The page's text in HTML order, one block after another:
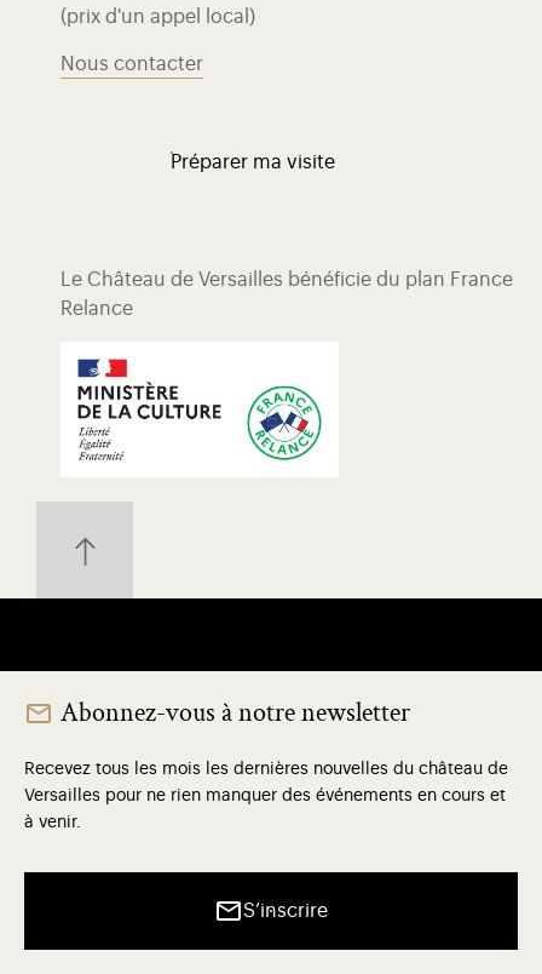
(prix d'un appel local)
Nous contacter
Préparer ma visite
Le Château de Versailles bénéficie du plan France
Relance
Abonnez-vous à notre newsletter
Recevez tous les mois les dernières nouvelles du château de
Versailles pour ne rien manquer des événements en cours et
à venir.
S’inscrire